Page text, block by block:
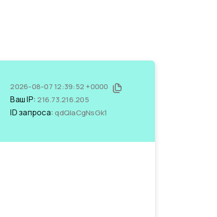
2026-08-07 12:39:52 +0000
Ваш IP:216.73.216.205
ID запроса:qdQlaCgNsGk1